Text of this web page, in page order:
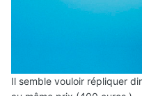
Il semble vouloir répliquer